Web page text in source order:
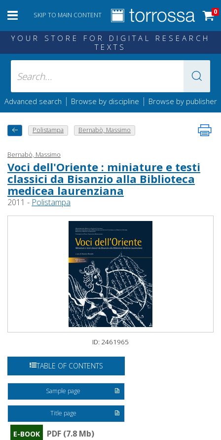
SKIP TO MAIN CONTENT 0
YOUR STORE FOR DIGITAL RESEARCH
TEXTS
Advanced search | Browse by discipline | Browse by publisher
Polistampa Bernabò, Massimo
Bernabò, Massimo
Voci dell'Oriente : miniature e testi
classici da Bisanzio alla Biblioteca
medicea laurenziana
2011 - Polistampa
ID: 2461965
TABLE OF CONTENTS
Sample page
Title page
E-BOOK
PDF (7.8 Mb)